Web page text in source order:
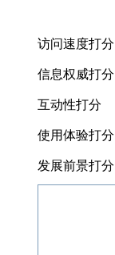
访问速度打分
信息权威打分
互动性打分
使用体验打分
发展前景打分